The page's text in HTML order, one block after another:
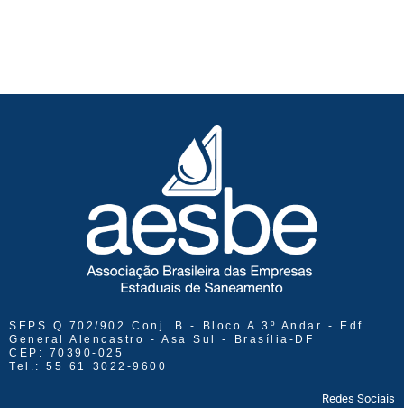
SEPS Q 702/902 Conj. B - Bloco A 3º Andar - Edf.
General Alencastro - Asa Sul - Brasília-DF
CEP: 70390-025
Tel.: 55 61 3022-9600
Redes Sociais